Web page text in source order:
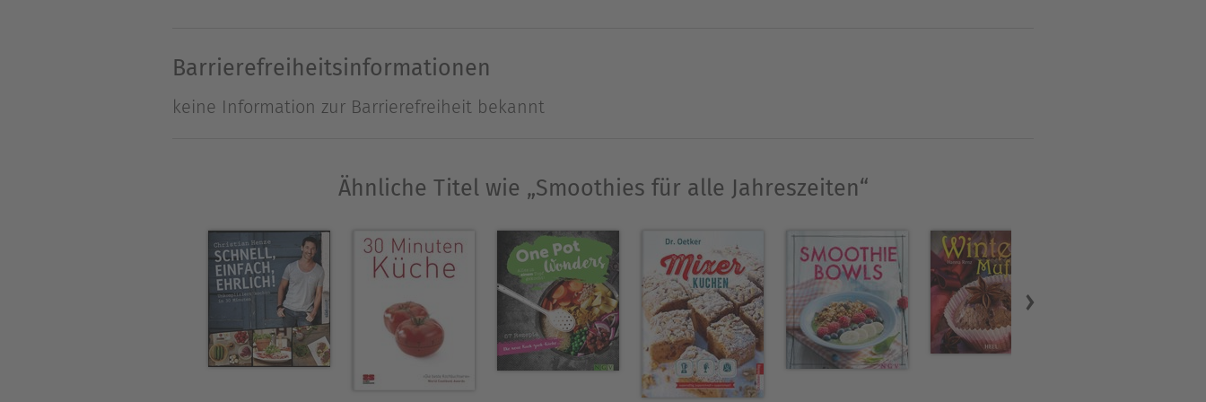
Beeren und verschiedenen Wildkräutern. Vitalstoffreiche Zutaten wie Äpfel und Trauben werden im Herbst
mit Trockenfrüchten und Nüssen uns wieder auf.
Astrid Büscher hat in Hamburg Oecotrophologie studiert. Sie arbeitet als Nährwertexpertin und ist Autorin
gesundheitsorientierter Kochbücher. Für die Stiftung Warentest hat sie zuletzt "Fit ab 50 - Bewusst kochen
und genießen." geschrieben.
Ausblenden
Barrierefreiheitsinformationen
keine Information zur Barrierefreiheit bekannt
Ähnliche Titel wie „Smoothies für alle Jahreszeiten“